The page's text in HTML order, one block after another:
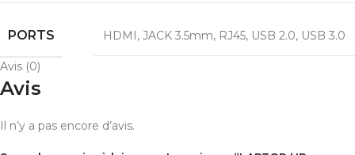
PORTS HDMI, JACK 3.5mm, RJ45, USB 2.0, USB 3.0
Avis (0)
Avis
Il n’y a pas encore d’avis.